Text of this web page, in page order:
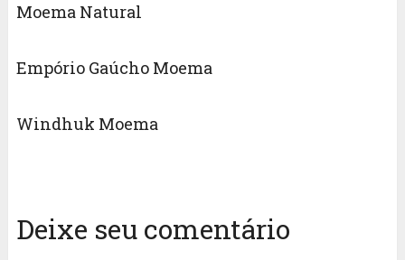
Moema Natural
Empório Gaúcho Moema
Windhuk Moema
Deixe seu comentário